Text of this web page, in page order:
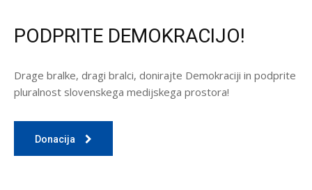
PODPRITE DEMOKRACIJO!
Drage bralke, dragi bralci, donirajte Demokraciji in podprite
pluralnost slovenskega medijskega prostora!
Donacija